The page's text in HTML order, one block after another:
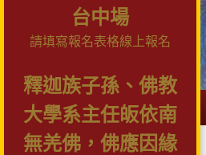
台中場
請填寫報名表格線上報名
釋迦族子孫、佛教
大學系主任皈依南
無羌佛，佛應因緣